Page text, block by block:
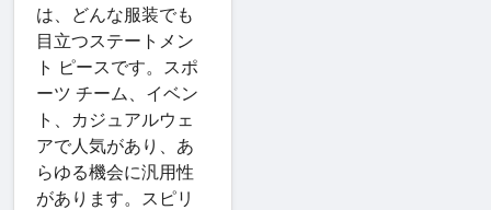
は、どんな服装でも
目立つステートメン
ト ピースです。スポ
ーツ チーム、イベン
ト、カジュアルウェ
アで人気があり、あ
らゆる機会に汎用性
があります。スピリ